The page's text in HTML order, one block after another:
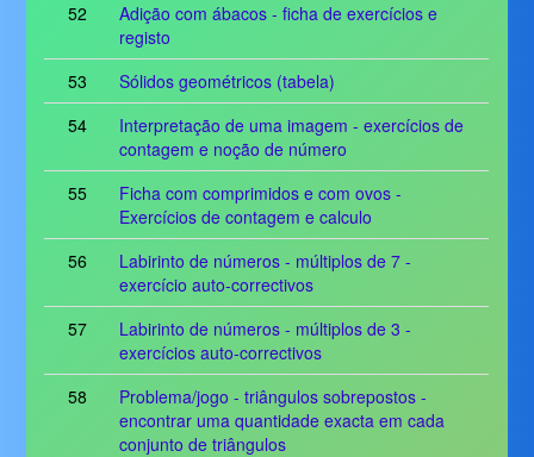
52
Adição com ábacos - ficha de exercícios e
registo
53
Sólidos geométricos (tabela)
54
Interpretação de uma imagem - exercícios de
contagem e noção de número
55
Ficha com comprimidos e com ovos -
Exercícios de contagem e calculo
56
Labirinto de números - múltiplos de 7 -
exercício auto-correctivos
57
Labirinto de números - múltiplos de 3 -
exercícios auto-correctivos
58
Problema/jogo - triângulos sobrepostos -
encontrar uma quantidade exacta em cada
conjunto de triângulos